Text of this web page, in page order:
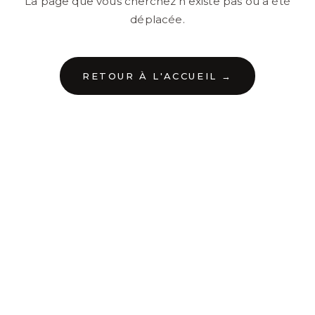
déplacée.
RETOUR À L'ACCUEIL →